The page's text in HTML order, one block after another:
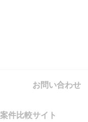
お問い合わせ
件比較サイト